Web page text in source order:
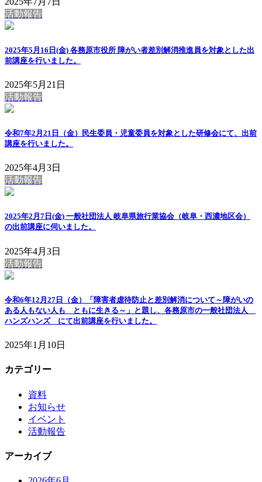
活動報告
2025年5月16日(金) 各務原市役所 障がい者差別解消推進員を対象とした出
前講座を行いました。
2025年5月21日
活動報告
令和7年2月21日（金）民生委員・児童委員を対象とした研修会にて、出前
講座を行いました。
2025年4月3日
活動報告
2025年2月7日(金) 一般社団法人 岐阜県旅行業協会（岐阜・西濃地区会）
の出前講座に伺いました。
2025年4月3日
活動報告
令和6年12月27日（金）「障害者虐待防止と差別解消について～障がいの
ある人もない人も ともに生きる～」と題し、各務原市の一般社団法人
ハンズハンズ にて出前講座を行いました。
2025年1月10日
カテゴリー
資料
お知らせ
イベント
活動報告
アーカイブ